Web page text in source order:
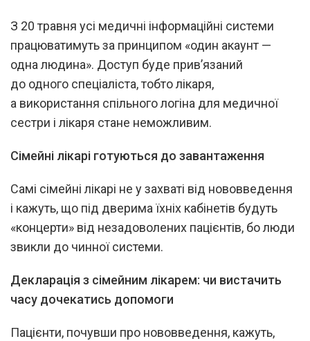
З 20 травня усі медичні інформаційні системи
працюватимуть за принципом «один акаунт —
одна людина». Доступ буде прив’язаний
до одного спеціаліста, тобто лікаря,
а використання спільного логіна для медичної
сестри і лікаря стане неможливим.
Сімейні лікарі готуються до завантаження
Самі сімейні лікарі не у захваті від нововведення
і кажуть, що під дверима їхніх кабінетів будуть
«концерти» від незадоволених пацієнтів, бо люди
звикли до чинної системи.
Декларація з сімейним лікарем: чи вистачить
часу дочекатись допомоги
Пацієнти, почувши про нововведення, кажуть,